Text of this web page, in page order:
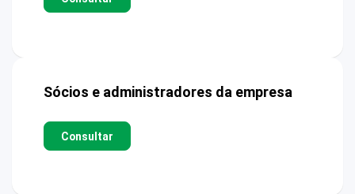
Sócios e administradores da empresa
Consultar